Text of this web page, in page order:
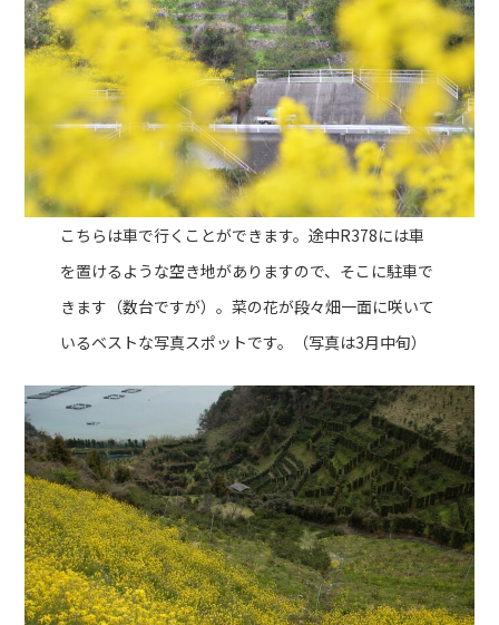
こちらは車で行くことができます。途中R378には車
を置けるような空き地がありますので、そこに駐車で
きます（数台ですが）。菜の花が段々畑一面に咲いて
いるベストな写真スポットです。（写真は3月中旬）